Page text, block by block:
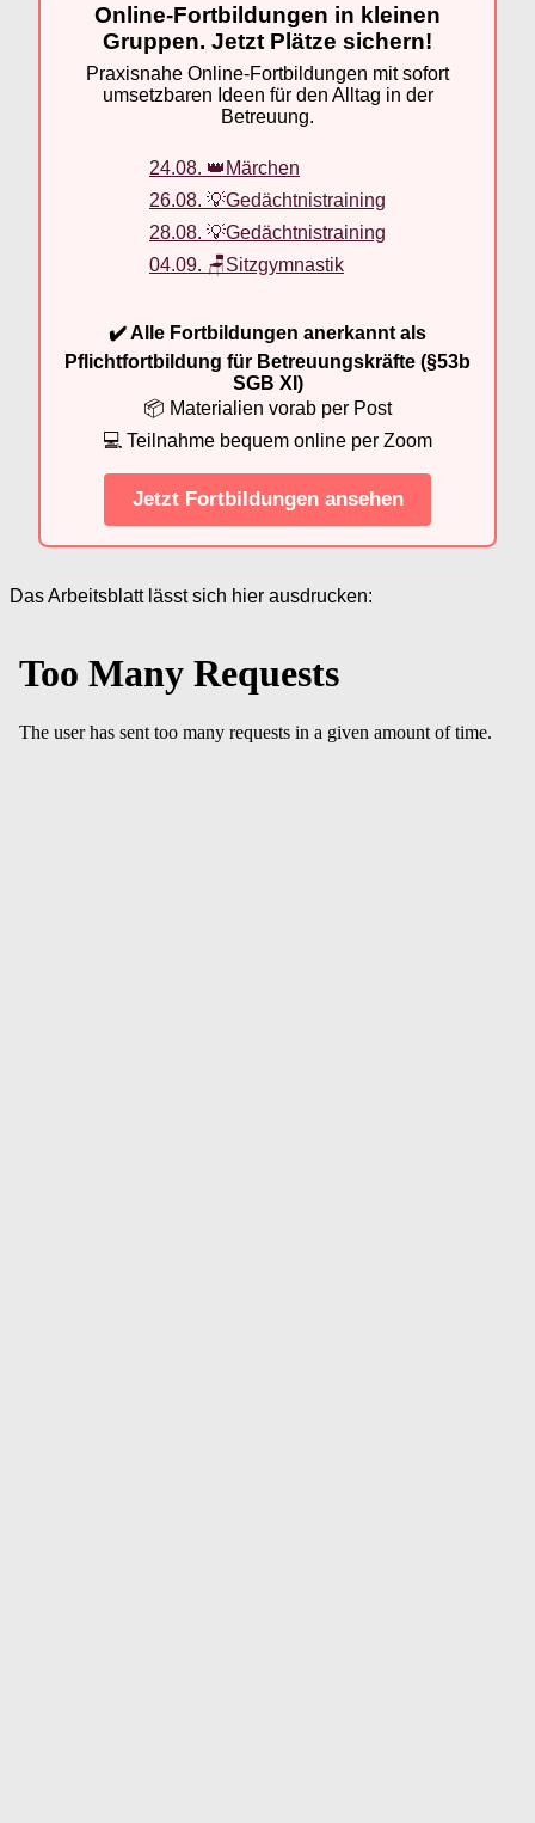
Online-Fortbildungen in kleinen
Gruppen. Jetzt Plätze sichern!
Praxisnahe Online-Fortbildungen mit sofort
umsetzbaren Ideen für den Alltag in der
Betreuung.
24.08. 👑Märchen
26.08. 💡Gedächtnistraining
28.08. 💡Gedächtnistraining
04.09. 🪑Sitzgymnastik
✔️ Alle Fortbildungen anerkannt als
Pflichtfortbildung für Betreuungskräfte (§53b
SGB XI)
📦 Materialien vorab per Post
💻 Teilnahme bequem online per Zoom
Jetzt Fortbildungen ansehen
Das Arbeitsblatt lässt sich hier ausdrucken: